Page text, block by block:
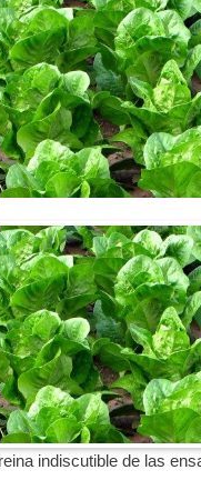
indiscutible de las